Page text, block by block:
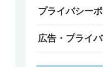
プライバシー
広告・プライ